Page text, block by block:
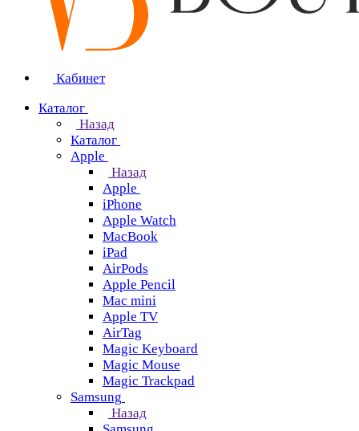
Кабинет
Каталог
Назад
Каталог
Apple
Назад
Apple
iPhone
Apple Watch
MacBook
iPad
AirPods
Apple Pencil
Mac mini
Apple TV
AirTag
Magic Keyboard
Magic Mouse
Magic Trackpad
Samsung
Назад